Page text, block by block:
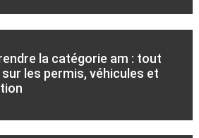
la catégorie am : tout
les permis, véhicules et